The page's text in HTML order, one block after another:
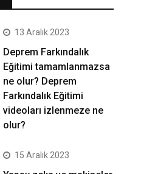
13 Aralık 2023
Deprem Farkındalık
Eğitimi tamamlanmazsa
ne olur? Deprem
Farkındalık Eğitimi
videoları izlenmeze ne
olur?
15 Aralık 2023